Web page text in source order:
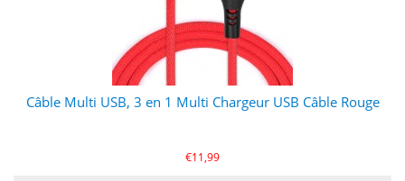
Câble Multi USB, 3 en 1 Multi Chargeur USB Câble Rouge
€11,99